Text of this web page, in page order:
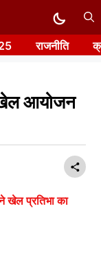
राजनीति
खेल आयोजन
खेल प्रतिभा का